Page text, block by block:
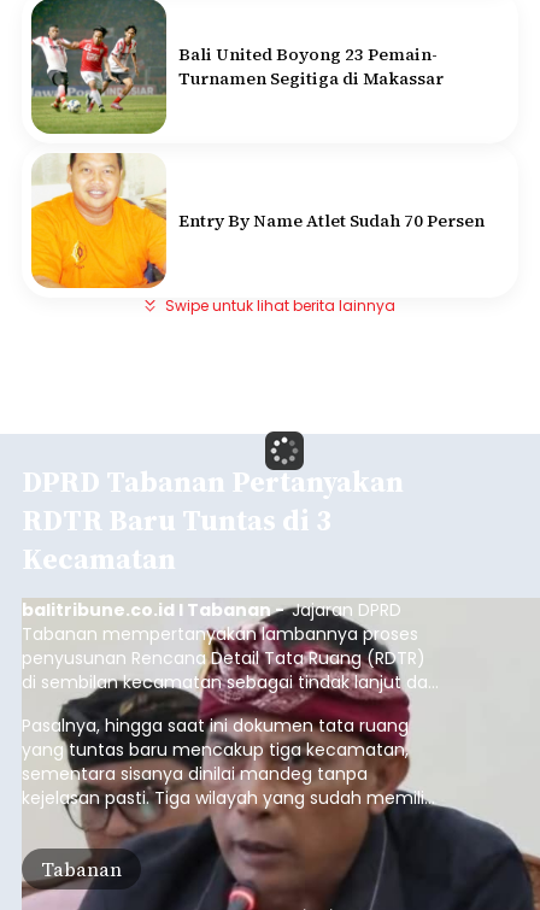
Bali United Boyong 23 Pemain-
Turnamen Segitiga di Makassar
Entry By Name Atlet Sudah 70 Persen
Swipe untuk lihat berita lainnya
DPRD Tabanan Pertanyakan
RDTR Baru Tuntas di 3
Kecamatan
balitribune.co.id I Tabanan -Jajaran DPRD
Tabanan mempertanyakan lambannya proses
penyusunan Rencana Detail Tata Ruang (RDTR)
di sembilan kecamatan sebagai tindak lanjut dari
pelaksanaan RTRW.
Pasalnya, hingga saat ini dokumen tata ruang
yang tuntas baru mencakup tiga kecamatan,
sementara sisanya dinilai mandeg tanpa
kejelasan pasti. Tiga wilayah yang sudah memiliki
RDTR tersebut meliputi Kecamatan Kediri,
Tabanan, dan Selemadeg Barat.
Tabanan